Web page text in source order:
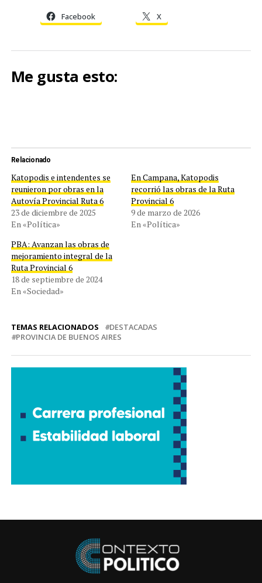
Facebook X
Me gusta esto:
Relacionado
Katopodis e intendentes se
reunieron por obras en la
Autovía Provincial Ruta 6
23 de diciembre de 2025
En «Política»
En Campana, Katopodis
recorrió las obras de la Ruta
Provincial 6
9 de marzo de 2026
En «Política»
PBA: Avanzan las obras de
mejoramiento integral de la
Ruta Provincial 6
18 de septiembre de 2024
En «Sociedad»
TEMAS RELACIONADOS
DESTACADAS
PROVINCIA DE BUENOS AIRES